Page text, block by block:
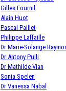
Gilles Fournil
Alain Huot
Pascal Paillet
Philippe Laffaille
Dr Marie-Solange
Dr Antony Pulli
Dr Mathilde Vian
Sonia Spelen
Dr Vanessa Nabal